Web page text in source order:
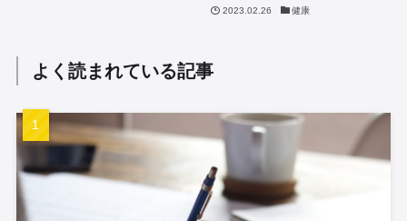
2023.02.26 健康
よく読まれている記事